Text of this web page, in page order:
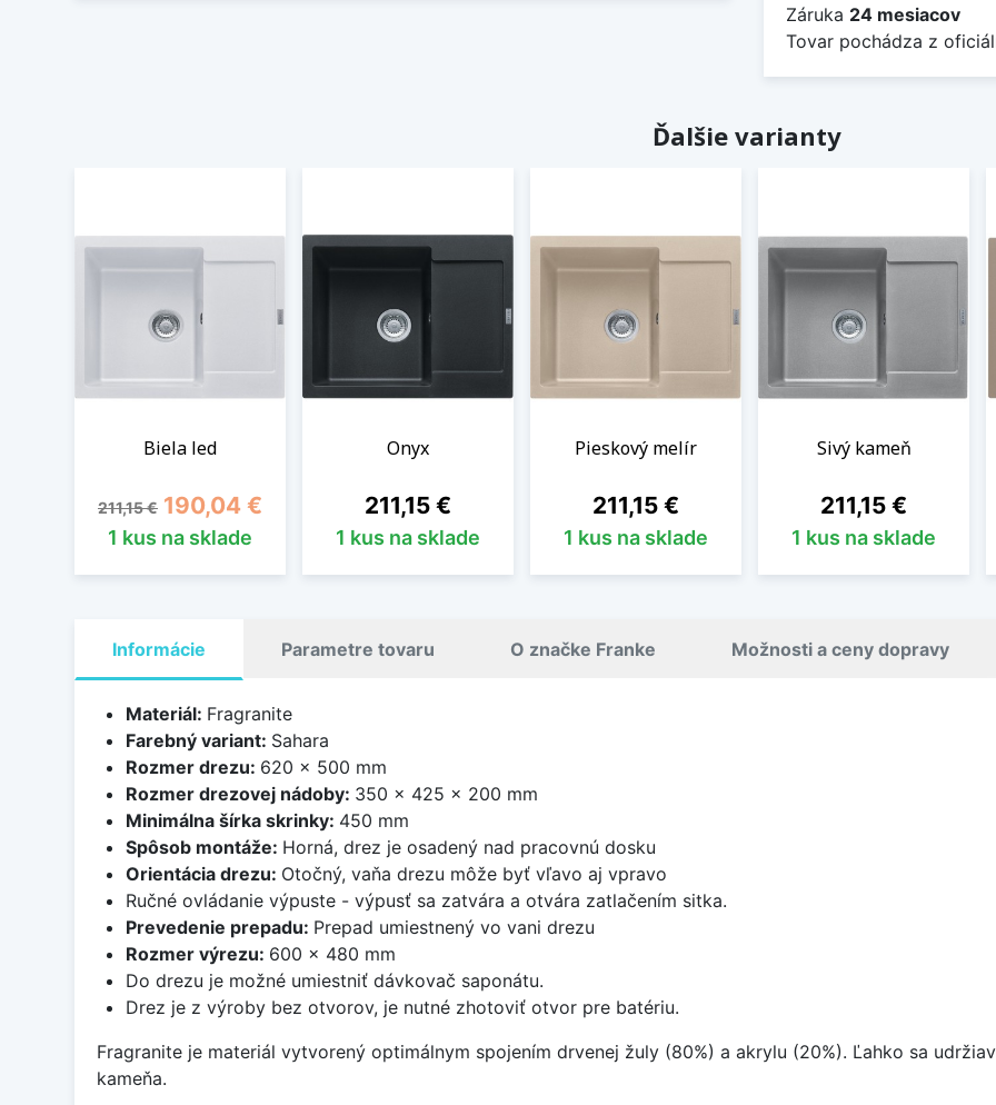
Záruka 24 mesiacov
Tovar pochádza z
Ďalšie varianty
Biela led
Základná cena
211,15 € Cena
190,04 €
1 kus na sklade
Onyx
Cena
211,15 €
1 kus na sklade
Pieskový melír
Cena
211,15 €
1 kus na sklade
Sivý kameň
Cena
211,15 €
1 kus na sklade
Informácie Parametre tovaru O značke Franke Možnosti a ceny dopravy
Materiál: Fragranite
Farebný variant: Sahara
Rozmer drezu: 620 x 500 mm
Rozmer drezovej nádoby: 350 x 425 x 200 mm
Minimálna šírka skrinky: 450 mm
Spôsob montáže: Horná, drez je osadený nad pracovnú dosku
Orientácia drezu: Otočný, vaňa drezu môže byť vľavo aj vpravo
Ručné ovládanie výpuste - výpusť sa zatvára a otvára zatlačením sitka.
Prevedenie prepadu: Prepad umiestnený vo vani drezu
Rozmer výrezu: 600 x 480 mm
Do drezu je možné umiestniť dávkovač saponátu.
Drez je z výroby bez otvorov, je nutné zhotoviť otvor pre batériu.
Fragranite je materiál vytvorený optimálnym spojením drvenej žuly (80%) a akrylu (20%). Ľahko sa
kameňa.